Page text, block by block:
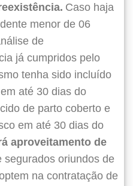
Caso haja
menor de 06
de
já cumpridos pelo
tenha sido incluído
até 30 dias do
de parto coberto e
em até 30 dias do
aproveitamento de
segurados oriundos de
na contratação de